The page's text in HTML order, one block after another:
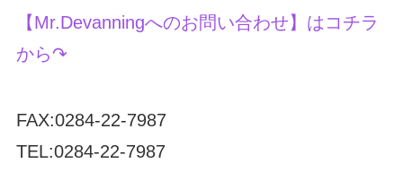
【Mr.Devanningへのお問い合わせ】はコチラ
から↷
FAX:0284-22-7987
TEL:0284-22-7987